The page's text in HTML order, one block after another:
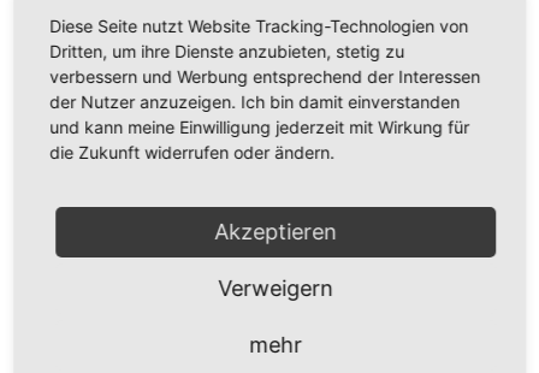
MOTORBÜRSTEN
SP 600
VORWERK KOBOLD 118, 119, 120, 121, 122
VORWERK KOBOLD 130, 131, 131sc
GEBRAUCHTE VORWERK STAUBSAUGER
Diese Seite nutzt Website Tracking-Technologien von
Dritten, um ihre Dienste anzubieten, stetig zu
verbessern und Werbung entsprechend der Interessen
der Nutzer anzuzeigen. Ich bin damit einverstanden
und kann meine Einwilligung jederzeit mit Wirkung für
die Zukunft widerrufen oder ändern.
Akzeptieren
Verweigern
mehr